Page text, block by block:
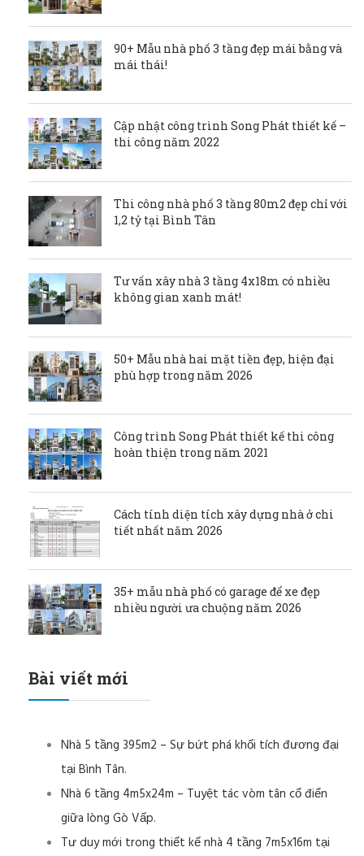
90+ Mẫu nhà phố 3 tầng đẹp mái bằng và
mái thái!
Cập nhật công trình Song Phát thiết kế –
thi công năm 2022
Thi công nhà phố 3 tầng 80m2 đẹp chỉ với
1,2 tỷ tại Bình Tân
Tư vấn xây nhà 3 tầng 4x18m có nhiều
không gian xanh mát!
50+ Mẫu nhà hai mặt tiền đẹp, hiện đại
phù hợp trong năm 2026
Công trình Song Phát thiết kế thi công
hoàn thiện trong năm 2021
Cách tính diện tích xây dựng nhà ở chi
tiết nhất năm 2026
35+ mẫu nhà phố có garage để xe đẹp
nhiều người ưa chuộng năm 2026
Bài viết mới
Nhà 5 tầng 395m2 – Sự bứt phá khối tích đương đại
tại Bình Tân.
Nhà 6 tầng 4m5x24m – Tuyệt tác vòm tân cổ điển
giữa lòng Gò Vấp.
Tư duy mới trong thiết kế nhà 4 tầng 7m5x16m tại